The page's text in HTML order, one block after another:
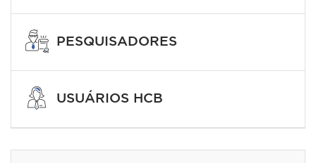
PESQUISADORES
USUÁRIOS HCB